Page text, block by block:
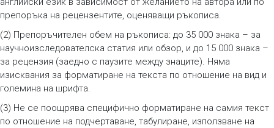
препоръка на рецензентите, оценяващи ръкописа.
(2) Препоръчителен обем на ръкописа: до 35 000 знака – за
научноизследователска статия или обзор, и до 15 000 знака –
за рецензия (заедно с паузите между знаците). Няма
изисквания за форматиране на текста по отношение на вид и
големина на шрифта.
(3) Не се поощрява специфично форматиране на самия текст
по отношение на подчертаване, табулиране, използване на